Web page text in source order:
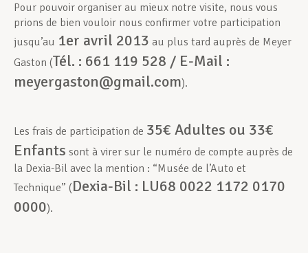
Devenir Membre
Actualités
Pour pouvoir organiser au mieux notre visite, nous vous
prions de bien vouloir nous confirmer votre participation
jusqu’au 1er avril 2013 au plus tard auprès de Meyer
Gaston (Tél. : 661 119 528 / E-Mail :
meyergaston@gmail.com).
Les frais de participation de 35€ Adultes ou 33€
Enfants sont à virer sur le numéro de compte auprès de
la Dexia-Bil avec la mention : “Musée de l’Auto et
Technique” (Dexia-Bil : LU68 0022 1172 0170
0000).